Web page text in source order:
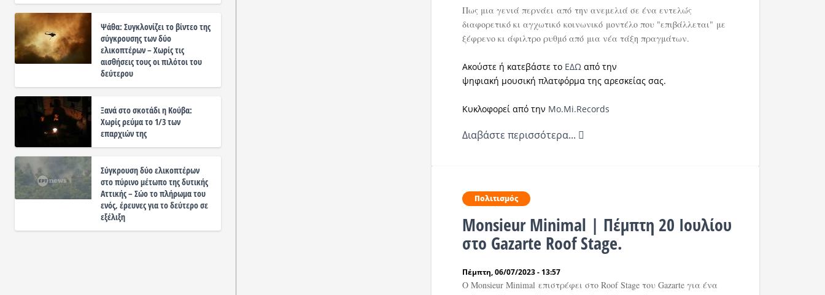
Πως μια γενιά περνάει από την ανεμελιά σε ένα εντελώς
διαφορετικό κι αγχωτικό κοινωνικό μοντέλο που "επιβάλλεται" με
ξέφρενο κι άφιλτρο ρυθμό από μια νέα τάξη πραγμάτων.
Ακούστε ή κατεβάστε το ΕΔΩ από την
ψηφιακή μουσική πλατφόρμα της αρεσκείας σας.
Κυκλοφορεί από την Mo.Mi.Records
Διαβάστε περισσότερα...
Πολιτισμός
Monsieur Minimal | Πέμπτη 20 Ιουλίου
στο Gazarte Roof Stage.
Πέμπτη, 06/07/2023 - 13:57
Ο Monsieur​ Minimal επιστρέφει στο Roof Stage του Gazarte για ένα
Ψάθα: Συγκλονίζει το βίντεο της
σύγκρουσης των δύο
ελικοπτέρων – Χωρίς τις
αισθήσεις τους οι πιλότοι του
δεύτερου
Ξανά στο σκοτάδι η Κούβα:
Χωρίς ρεύμα το 1/3 των
επαρχιών της
Σύγκρουση δύο ελικοπτέρων
στο πύρινο μέτωπο της δυτικής
Αττικής – Σώο το πλήρωμα του
ενός, έρευνες για το δεύτερο σε
εξέλιξη